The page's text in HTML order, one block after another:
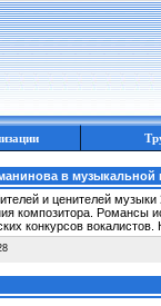
в музыкальной
и ценителей музыки
композитора. Романсы
конкурсов